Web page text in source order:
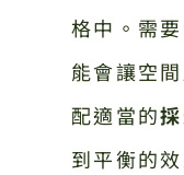
格中。需
能會讓空
配適當的
到平衡的效